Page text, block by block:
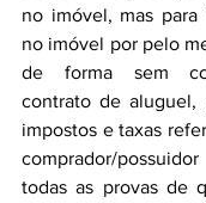
no imóvel, mas para
no imóvel por pelo
de forma sem
contrato de aluguel,
impostos e taxas
comprador/
todas as provas de